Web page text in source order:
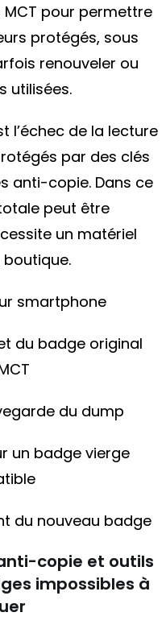
pour permettre
protégés, sous
renouveler ou
utilisées.
l’échec de la lecture
par des clés
anti-copie. Dans ce
peut être
un matériel
smartphone
du badge original
du dump
un badge vierge
du nouveau badge
copie et outils
impossibles à